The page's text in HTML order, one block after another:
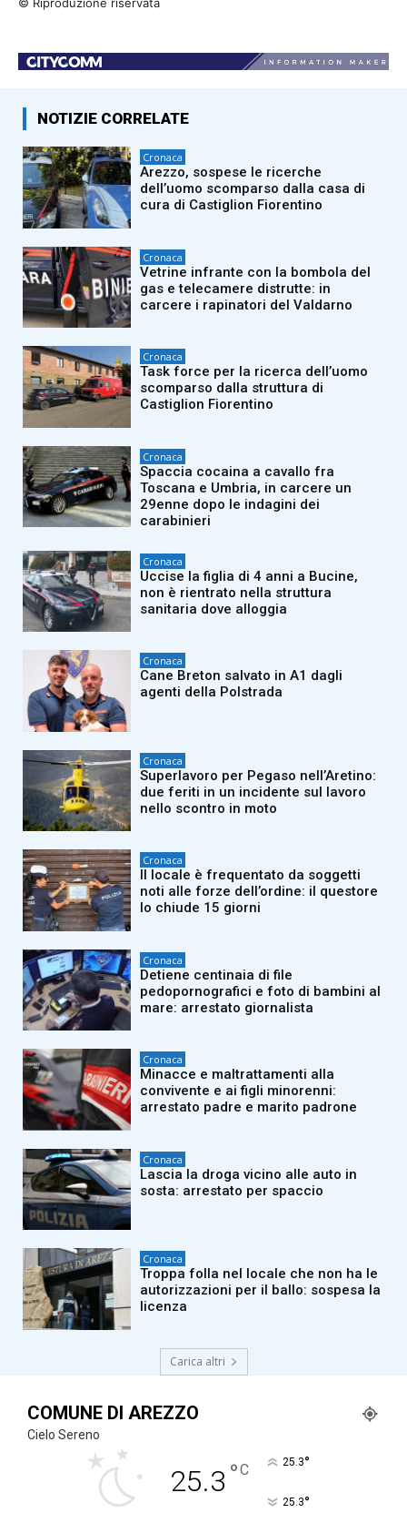
NOTIZIE CORRELATE
Cronaca
Arezzo, sospese le ricerche
dell’uomo scomparso dalla casa di
cura di Castiglion Fiorentino
Cronaca
Vetrine infrante con la bombola del
gas e telecamere distrutte: in
carcere i rapinatori del Valdarno
Cronaca
Task force per la ricerca dell’uomo
scomparso dalla struttura di
Castiglion Fiorentino
Cronaca
Spaccia cocaina a cavallo fra
Toscana e Umbria, in carcere un
29enne dopo le indagini dei
carabinieri
Cronaca
Uccise la figlia di 4 anni a Bucine,
non è rientrato nella struttura
sanitaria dove alloggia
Cronaca
Cane Breton salvato in A1 dagli
agenti della Polstrada
Cronaca
Superlavoro per Pegaso nell’Aretino:
due feriti in un incidente sul lavoro
nello scontro in moto
Cronaca
Il locale è frequentato da soggetti
noti alle forze dell’ordine: il questore
lo chiude 15 giorni
Cronaca
Detiene centinaia di file
pedopornografici e foto di bambini al
mare: arrestato giornalista
Cronaca
Minacce e maltrattamenti alla
convivente e ai figli minorenni:
arrestato padre e marito padrone
Cronaca
Lascia la droga vicino alle auto in
sosta: arrestato per spaccio
Cronaca
Troppa folla nel locale che non ha le
autorizzazioni per il ballo: sospesa la
licenza
Carica altri
COMUNE DI AREZZO
Cielo Sereno
25.3 °C 25.3°
25.3°